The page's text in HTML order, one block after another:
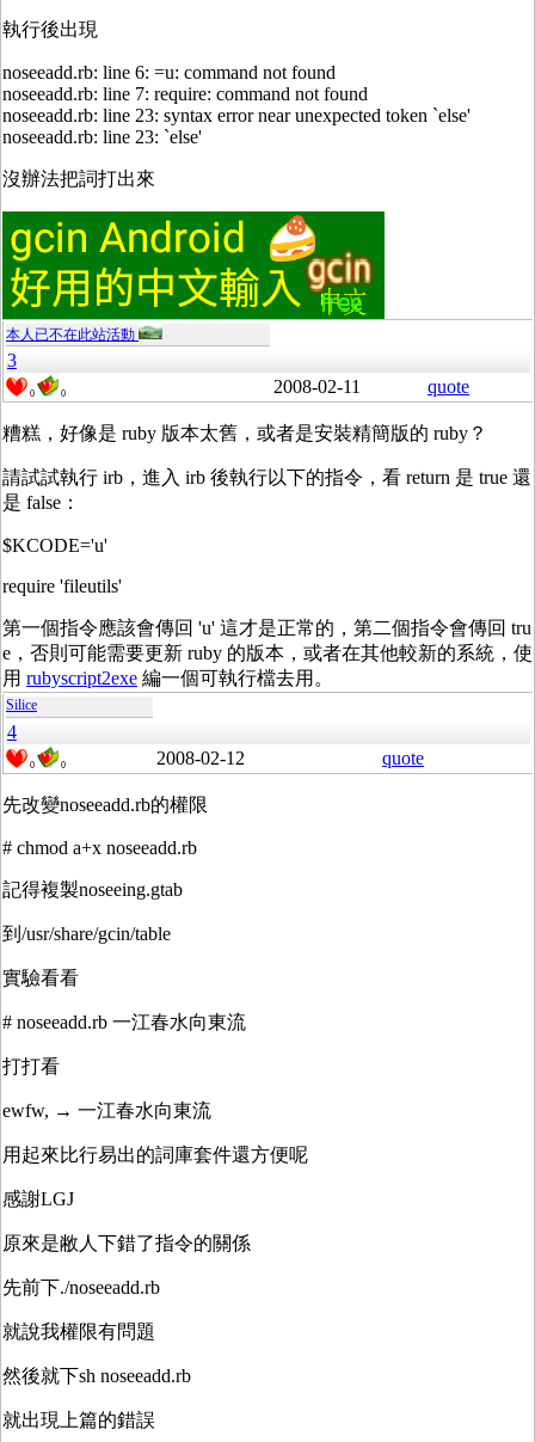
執行後出現
noseeadd.rb: line 6: =u: command not found
noseeadd.rb: line 7: require: command not found
noseeadd.rb: line 23: syntax error near unexpected token `else'
noseeadd.rb: line 23: `else'
沒辦法把詞打出來
本人已不在此站活動
3
0 0 2008-02-11 quote
糟糕，好像是 ruby 版本太舊，或者是安裝精簡版的 ruby？
請試試執行 irb，進入 irb 後執行以下的指令，看 return 是 true 還
是 false：
$KCODE='u'
require 'fileutils'
第一個指令應該會傳回 'u' 這才是正常的，第二個指令會傳回 tru
e，否則可能需要更新 ruby 的版本，或者在其他較新的系統，使
用 rubyscript2exe 編一個可執行檔去用。
Silice
4
0 0 2008-02-12 quote
先改變noseeadd.rb的權限
# chmod a+x noseeadd.rb
記得複製noseeing.gtab
到/usr/share/gcin/table
實驗看看
# noseeadd.rb 一江春水向東流
打打看
ewfw, → 一江春水向東流
用起來比行易出的詞庫套件還方便呢
感謝LGJ
原來是敝人下錯了指令的關係
先前下./noseeadd.rb
就說我權限有問題
然後就下sh noseeadd.rb
就出現上篇的錯誤